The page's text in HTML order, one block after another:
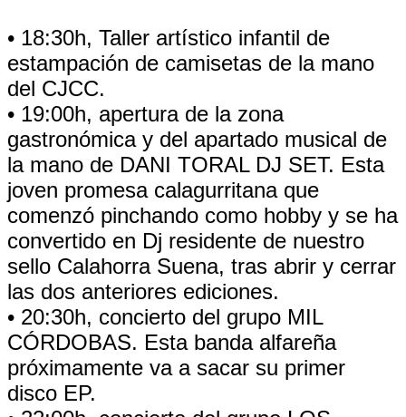
• 18:30h, Taller artístico infantil de
estampación de camisetas de la mano
del CJCC.
• 19:00h, apertura de la zona
gastronómica y del apartado musical de
la mano de DANI TORAL DJ SET. Esta
joven promesa calagurritana que
comenzó pinchando como hobby y se ha
convertido en Dj residente de nuestro
sello Calahorra Suena, tras abrir y cerrar
las dos anteriores ediciones.
• 20:30h, concierto del grupo MIL
CÓRDOBAS. Esta banda alfareña
próximamente va a sacar su primer
disco EP.